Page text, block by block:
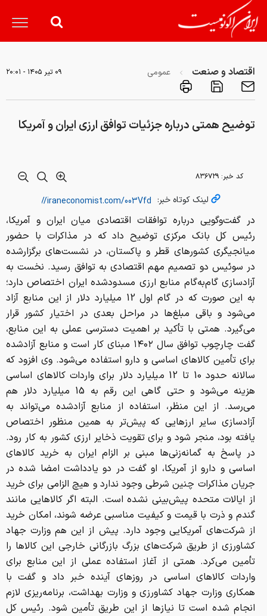
اقتصاد و صنعت عمومی ۰۹ تير ۱۴۰۵ - ۲۰:۰۱
توضیح همتی درباره جزئیات توافق ارزی ایران و آمریکا
کد خبر: ۸۳۶۷۲۹
لینک کوتاه خبر:
در گفت‌وگویی درباره توافقات اقتصادی میان ایران و آمریکا،
رئیس کل بانک مرکزی توضیح داد که در مذاکرات با حضور
میانجیگری کشورهای قطر و پاکستان، در نشست‌های برگزارشده
در سوئیس دو تصمیم مهم اقتصادی به توافق رسید. نخست به
آزاد‌سازی گام‌به‌گام منابع ارزی مسدود‌شده ایران اختصاص دارد؛
به این صورت که در گام اول 12 میلیارد دلار از این منابع آزاد
می‌شود و باقی مبلغ‌ها در مراحل بعدی در اختیار کشور قرار
می‌گیرد. همتی با تأکید بر اهمیت دسترسی عملی به این منابع،
گفت چارچوب توافق سال ۱۴۰۲ مبنای کار است و منابع آزاد‌شده
برای تأمین کالا‌های اساسی و دارو استفاده می‌شود. وی افزود که
سالانه حدود 10 تا 12 میلیارد دلار برای واردات کالا‌های اساسی
هزینه می‌شود و حتی گاهی این رقم به 15 میلیارد دلار هم
می‌رسد. از این منظر، استفاده از منابع آزادشده می‌تواند به
آزادسازی سایر ارزهایی که پیش‌تر به همین منظور اختصاص
یافته بود، منجر شود و برای تقویت ذخایر ارزی کشور به کار رود.
در پاسخ به گمانه‌زنی‌ها مبنی بر الزام ایران به خرید کالا‌های
اساسی و دارو از آمریکا، او گفت در دو یادداشت امضا شده در
جریان مذاکرات چنین شرطی وجود ندارد و هیچ الزامی برای خرید
از ایالات متحده پیش‌بینی نشده است. البته اگر کالاهایی مانند
گندم و ذرت با قیمت و کیفیت مناسبی عرضه شوند، امکان خرید
از شرکت‌های آمریکایی وجود دارد. پیش از این هم وزارت جهاد
کشاورزی از طریق شرکت‌های بزرگ بازرگانی خارجی این کالا‌ها را
تأمین می‌کرد. همتی از آغاز استفاده عملی از این منابع برای
واردات کالا‌های اساسی در روز‌های آینده خبر داد و گفت با
همکاری وزارت جهاد کشاورزی و وزارت بهداشت، برنامه‌ریزی لازم
انجام شده است تا نیاز‌ها از این طریق تأمین شود. رئیس کل